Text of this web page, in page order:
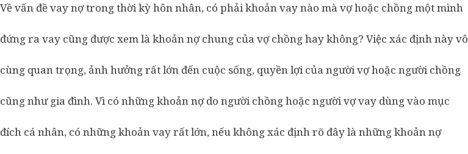
Về vấn đề vay nợ trong thời kỳ hôn nhân, có phải khoản vay nào mà vợ hoặc chồng một mình
đứng ra vay cũng được xem là khoản nợ chung của vợ chồng hay không? Việc xác định này vô
cùng quan trọng, ảnh hưởng rất lớn đến cuộc sống, quyền lợi của người vợ hoặc người chồng
cũng như gia đình. Vì có những khoản nợ do người chồng hoặc người vợ vay dùng vào mục
đích cá nhân, có những khoản vay rất lớn, nếu không xác định rõ đây là những khoản nợ